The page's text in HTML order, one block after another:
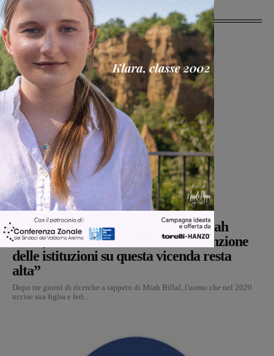
Ultime Notizie
Cronaca Glenda Venturini -6 Agosto 2026
Sospese le ricerche sul campo di Miah
Billal, il Prefetto di Arezzo: “L’attenzione
delle istituzioni su questa vicenda resta
alta”
Dopo tre giorni di ricerche a tappeto di Miah Billal, l'uomo che nel 2020
uccise sua figlia e ferì...